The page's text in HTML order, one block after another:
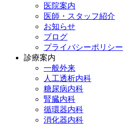
医院案内
医師・スタッフ紹介
お知らせ
ブログ
プライバシーポリシー
診療案内
一般外来
人工透析内科
糖尿病内科
腎臓内科
循環器内科
消化器内科